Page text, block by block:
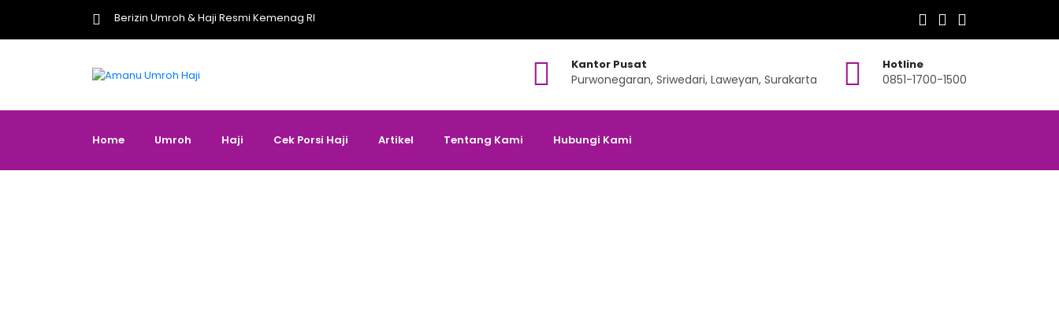
Berizin Umroh & Haji Resmi Kemenag RI
Kantor Pusat
Purwonegaran, Sriwedari, Laweyan, Surakarta
Hotline
0851-1700-1500
Home Umroh Haji Cek Porsi Haji Artikel Tentang Kami Hubungi Kami